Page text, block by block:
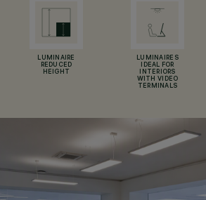
LUMINAIRE
REDUCED
HEIGHT
LUMINAIRES
IDEAL FOR
INTERIORS
WITH VIDEO
TERMINALS